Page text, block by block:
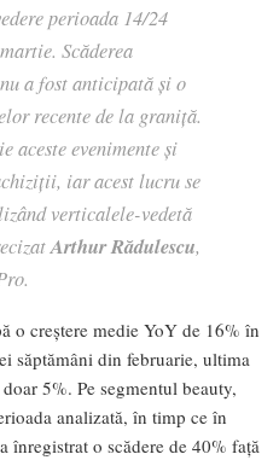
perioada 14/24
Scăderea
a fost anticipată și o
recente de la graniță.
aceste evenimente și
iar acest lucru se
verticalele-vedetă
Arthur Rădulescu,
o creștere medie YoY de 16% în
săptămâni din februarie, ultima
5%. Pe segmentul beauty,
analizată, în timp ce în
înregistrat o scădere de 40% față